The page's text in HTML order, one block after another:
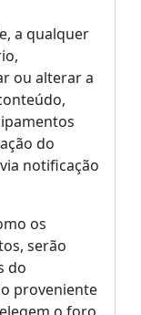
a qualquer
ou alterar a
do
notificação
os
serão
do
proveniente